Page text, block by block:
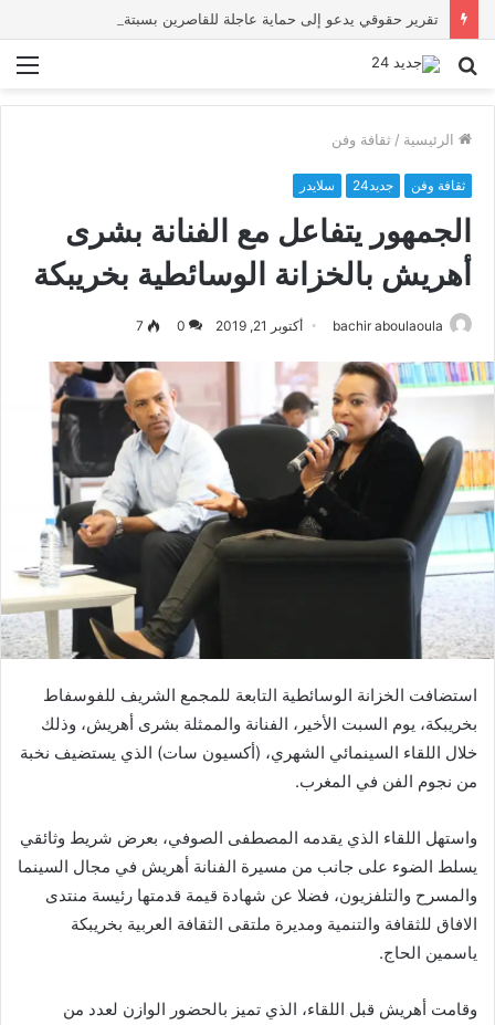
بحث
الرئيسية / ثقافة وفن
ثقافة وفن جديد24 سلايدر
الجمهور يتفاعل مع الفنانة بشرى
أهريش بالخزانة الوسائطية بخريبكة
bachir aboulaoula أكتوبر 21, 2019 0
7
استضافت الخزانة الوسائطية التابعة للمجمع الشريف للفوسفاط
بخريبكة، يوم السبت الأخير، الفنانة والممثلة بشرى أهريش، وذلك
خلال اللقاء السينمائي الشهري، (أكسيون سات) الذي يستضيف نخبة
من نجوم الفن في المغرب.
واستهل اللقاء الذي يقدمه المصطفى الصوفي، بعرض شريط وثائقي
يسلط الضوء على جانب من مسيرة الفنانة أهريش في مجال السينما
والمسرح والتلفزيون، فضلا عن شهادة قيمة قدمتها رئيسة منتدى
الافاق للثقافة والتنمية ومديرة ملتقى الثقافة العربية بخريبكة
ياسمين الحاج.
وقامت أهريش قبل اللقاء، الذي تميز بالحضور الوازن لعدد من